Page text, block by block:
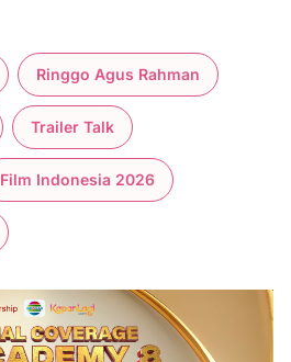
Ringgo Agus Rahman
Trailer Talk
Film Indonesia 2026